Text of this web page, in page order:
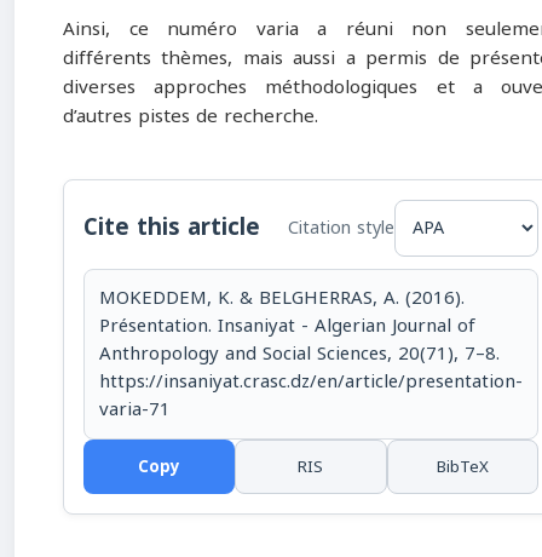
Ainsi, ce numéro varia a réuni non
différents thèmes, mais aussi a permis de
diverses approches méthodologiques et a
d’autres pistes de recherche.
Cite this article Citation style
MOKEDDEM, K. & BELGHERRAS, A. (2016).
Présentation. Insaniyat - Algerian Journal of
Anthropology and Social Sciences, 20(71), 7–8.
https://insaniyat.crasc.dz/en/article/presentation-
varia-71
Copy RIS BibTeX